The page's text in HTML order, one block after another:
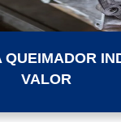
QUEIMADOR
VALOR